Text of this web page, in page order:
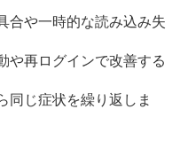
合や一時的な読み込み失
や再ログインで改善する
同じ症状を繰り返しま